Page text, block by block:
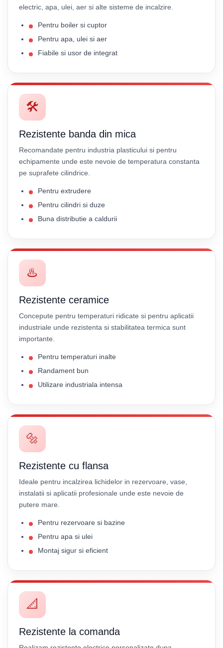
electric, apa, ulei, aer si alte sisteme de incalzire.
Pentru boiler si cuptor
Pentru apa, ulei si aer
Fiabile si usor de integrat
🛠️
Rezistente banda din mica
Recomandate pentru industria plasticului si pentru
echipamente unde este nevoie de temperatura constanta
pe suprafete cilindrice.
Pentru extrudere
Pentru cilindri si duze
Buna distributie a caldurii
♨️
Rezistente ceramice
Concepute pentru temperaturi ridicate si pentru aplicatii
industriale unde rezistenta si stabilitatea termica sunt
importante.
Pentru temperaturi inalte
Randament bun
Utilizare industriala intensa
🔩
Rezistente cu flansa
Ideale pentru incalzirea lichidelor in rezervoare, vase,
instalatii si aplicatii profesionale unde este nevoie de
putere mare.
Pentru rezervoare si bazine
Pentru apa si ulei
Montaj sigur si eficient
📐
Rezistente la comanda